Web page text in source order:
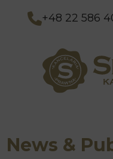
+48 22 586
News &